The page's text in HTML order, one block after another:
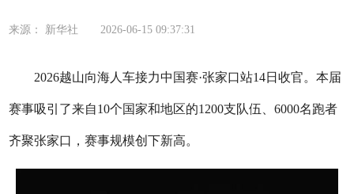
来源： 新华社 2026-06-15 09:37:31
2026越山向海人车接力中国赛·张家口站14日收官。本届
赛事吸引了来自10个国家和地区的1200支队伍、6000名跑者
齐聚张家口，赛事规模创下新高。